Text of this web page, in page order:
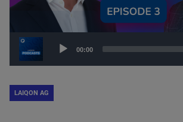
Audio
00:00
LAIQON AG